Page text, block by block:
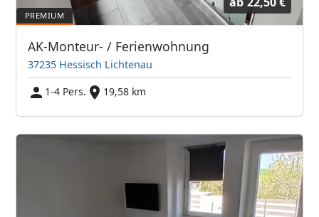
AK-Monteur- / Ferienwohnung
37235 Hessisch Lichtenau
1-4 Pers.
19,58 km